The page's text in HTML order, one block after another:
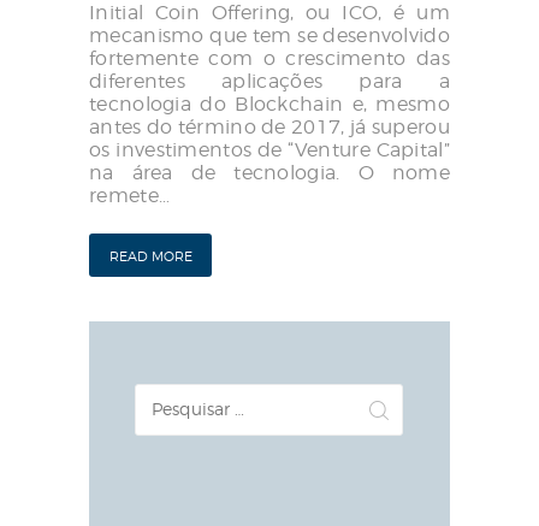
Initial Coin Offering, ou ICO, é um
mecanismo que tem se desenvolvido
fortemente com o crescimento das
diferentes aplicações para a
tecnologia do Blockchain e, mesmo
antes do término de 2017, já superou
os investimentos de “Venture Capital”
na área de tecnologia. O nome
remete…
READ MORE
por: